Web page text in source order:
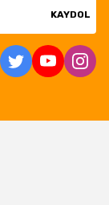
KAYDOL